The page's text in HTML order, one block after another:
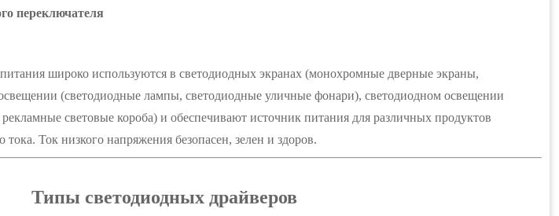
переключателя
широко используются в светодиодных экранах (монохромные дверные экраны,
(светодиодные лампы, светодиодные уличные фонари), светодиодном освещении
световые короба) и обеспечивают источник питания для различных продуктов
Ток низкого напряжения безопасен, зелен и здоров.
Типы светодиодных драйверов